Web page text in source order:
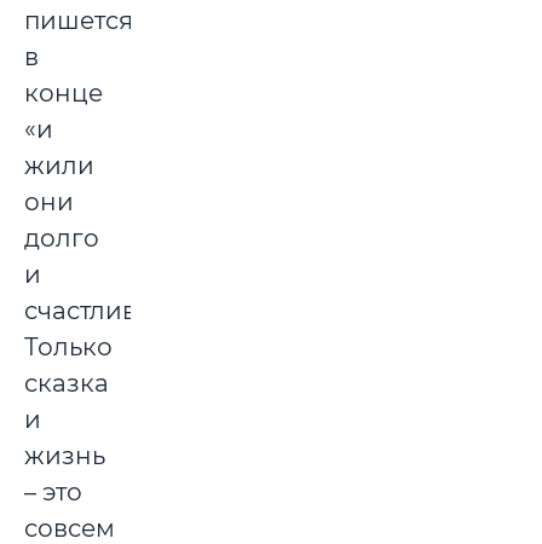
пишется
в
конце
«и
жили
они
долго
и
счастливо…»?
Только
сказка
и
жизнь
– это
совсем